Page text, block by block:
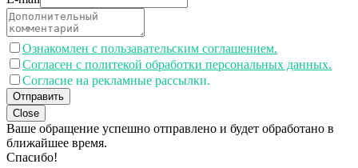
Ознакомлен с пользавательским соглашением.
Согласен с политекой обработки персональных данных.
Согласие на рекламные рассылки.
Отправить
Close
Ваше обращение успешно отправлено и будет обработано в
ближайшее время.
Спасибо!